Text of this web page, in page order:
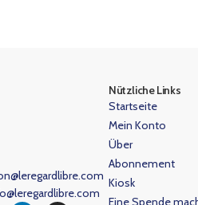
Nützliche Links
Startseite
Mein Konto
Über
Abonnement
Kiosk
Eine Spende